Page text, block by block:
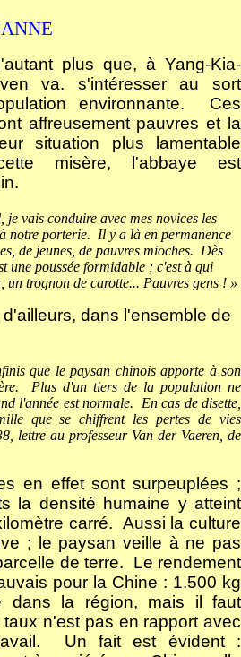
plus que, à Yang-Kia-
va. s'intéresser au sort
environnante.
Ces
affreusement pauvres et la
situation plus lamentable
misère, l'abbaye est
vais conduire avec mes novices les
notre porterie. Il y a là en permanence
de jeunes, de pauvres mioches. Dès
une poussée formidable ; c'est à qui
un trognon de carotte... Pauvres gens ! »
dans l'ensemble de
que le paysan chinois apporte à son
Plus d'un tiers de la population ne
l'année est normale.
En cas de disette,
que se chiffrent les pertes de vies
lettre au professeur Van der Vaeren, de
en effet sont surpeuplées ;
la densité humaine y atteint
carré. Aussi la culture
; le paysan veille à ne pas
de terre.
Le rendement
pour la Chine : 1.500 kg
dans la région, mais il faut
n'est pas en rapport avec
Un fait est évident :